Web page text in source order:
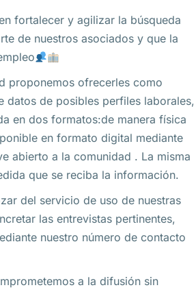
fortalecer y agilizar la búsqueda
de nuestros asociados y que la
proponemos ofrecerles como
datos de posibles perfiles laborales,
en dos formatos:de manera física
en formato digital mediante
abierto a la comunidad . La misma
que se reciba la información.
del servicio de uso de nuestras
las entrevistas pertinentes,
nuestro número de contacto
a la difusión sin